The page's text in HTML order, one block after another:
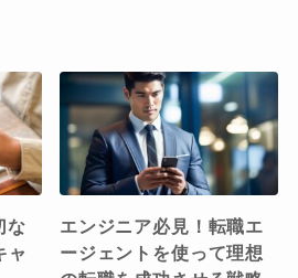
な
ャ
エンジニア必見！転職エ
ージェントを使って理想